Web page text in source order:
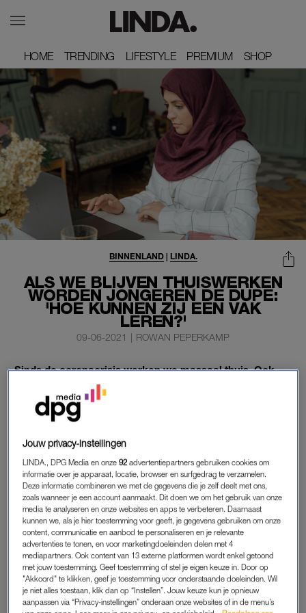
HOME
HOME TRENDING
TRENDING LIFESTYLE
LIFESTYLE PREMIUM
PREMIUM SHOP
SHOP
ALS WE BLIJVEN THUISWERKEN
WORDEN JONGEREN DE DUPE:
'HOE KUNNEN ZIJ EEN VAK
LEREN?'
BINNENLAND| LINDA.
09-06-2021 | ROWAN PEPERKAMP
Sinds de coronacrisis werken we massaal thuis. Ook
jongeren werken vaker aan de eettafel, dan op kantoor.
Mochten we ná de pandemie zo veel blijven
thuiswerken, dan worden vooral jongeren daar de dupe
Dat voorziet Kilian Wawoe, onderzoeker aan de Vrije
Universiteit, na een onderzoek onder duizenden mensen.
THUISWERKEN
“Het gevaar bestaat dat de groep die thuiswerken wel prettig
vindt, mensen van eind 40, het zo gaat inrichten dat het voor
henzelf prettig is”, stelt Wawoe in hetNOS Radio 1 Journaal
“De kwetsbare groep betaalt dan de rekening.” Volgens de
onderzoeker geldt dit vooral voor jongeren tussen de 20 en 30
Jouw privacy-instellingen
LINDA., DPG Media en onze92 advertentiepartners gebruiken cookies om
informatie over je apparaat, locatie, browser en surfgedrag te verzamelen.
Deze informatie combineren we met de gegevens die je zelf deelt met ons,
zoals wanneer je een account aanmaakt. Dit doen we om het gebruik van onze
media te analyseren en onze websites en apps te verbeteren. Daarnaast
kunnen we, als je hier toestemming voor geeft, je gegevens gebruiken om onze
content, communicatie en aanbod te personaliseren en je relevante
advertenties te tonen, en voor marketingdoeleinden delen met 4
mediapartners. Ook content van 13 externe platformen wordt enkel getoond
met jouw toestemming. Geef toestemming of stel je eigen keuze in. Door op
"Akkoord" te klikken, geef je toestemming voor onderstaande doeleinden. Wil
je niet alles toestaan, klik dan op “Instellen”. Jouw keuze kun je opnieuw
aanpassen via “Privacy-instellingen” onderaan onze websites of in de menu’s